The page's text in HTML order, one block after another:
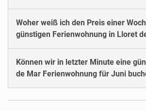
Woher weiß ich den Preis einer
günstigen Ferienwohnung in Lloret
Können wir in letzter Minute eine
de Mar Ferienwohnung für Juni